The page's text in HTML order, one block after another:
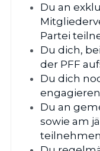
Du an
Partei
Du dich,
der PFF
Du dich
Du an
sowie am